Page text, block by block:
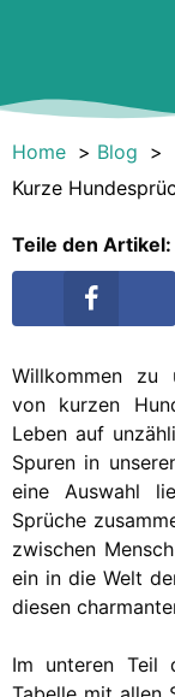
Home
Blog
Kurze
Teile den Artikel:
Willkommen zu
von kurzen
Leben auf
Spuren in
eine Auswahl
Sprüche
zwischen
ein in die Welt
diesen
Im unteren Teil